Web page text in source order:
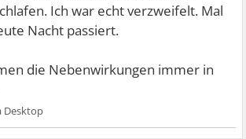
Ich war echt verzweifelt. Mal
Nacht passiert.
die Nebenwirkungen immer in